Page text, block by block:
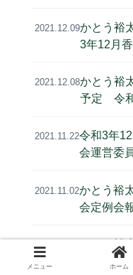
2021.12.09かとう裕
3年12月
2021.12.08かとう裕
予定 令
2021.11.22令和3年
会運営委
2021.11.02かとう裕
会定例会
2021.10.18
かとう裕
会定例会
メニュー ホーム